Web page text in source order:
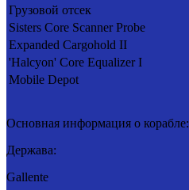
Грузовой отсек
Sisters Core Scanner Probe
Expanded Cargohold II
'Halcyon' Core Equalizer I
Mobile Depot
Основная информация о корабле:
Держава:
Gallente